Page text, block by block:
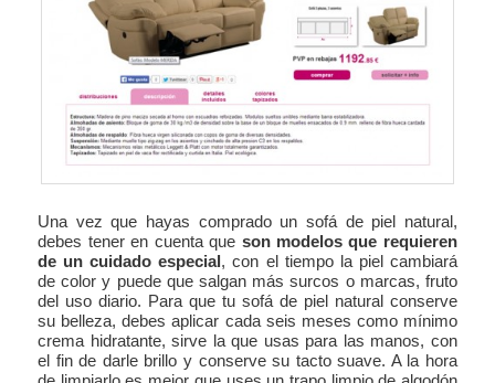
Una vez que hayas comprado un sofá de piel natural,
debes tener en cuenta que son modelos que requieren
de un cuidado especial, con el tiempo la piel cambiará
de color y puede que salgan más surcos o marcas, fruto
del uso diario. Para que tu sofá de piel natural conserve
su belleza, debes aplicar cada seis meses como mínimo
crema hidratante, sirve la que usas para las manos, con
el fin de darle brillo y conserve su tacto suave. A la hora